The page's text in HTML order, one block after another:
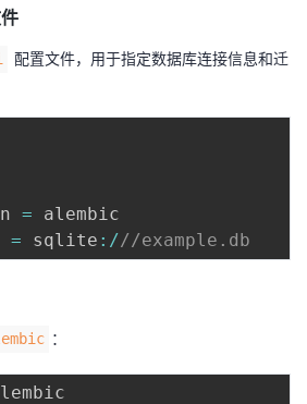
配置文件，用于指定数据库连接信息和迁
= alembic
= sqlite : ///example.db
：